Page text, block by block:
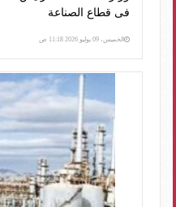
فى قطاع الصناعة
الخميس، 09 يوليو 2026 11:18 ص